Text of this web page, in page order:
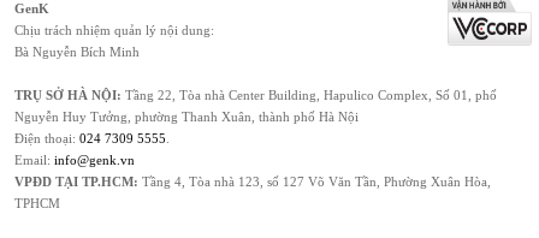
GenK
Chịu trách nhiệm quản lý nội dung:
Bà Nguyễn Bích Minh
TRỤ SỞ HÀ NỘI: Tầng 22, Tòa nhà Center Building, Hapulico Complex, Số 01, phố
Nguyễn Huy Tưởng, phường Thanh Xuân, thành phố Hà Nội
Điện thoại: 024 7309 5555
Email: info@genk.vn
VPĐD TẠI TP.HCM: Tầng 4, Tòa nhà 123, số 127 Võ Văn Tần, Phường Xuân Hòa,
TPHCM